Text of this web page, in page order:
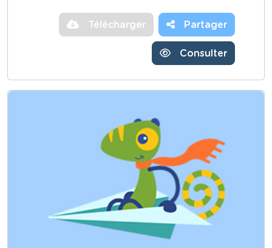
Télécharger Partager
Consulter